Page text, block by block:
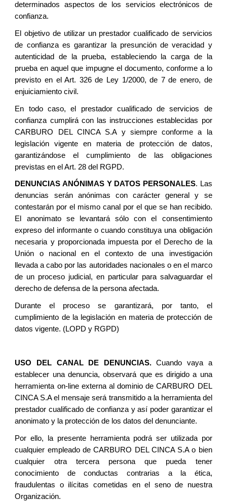
determinados aspectos de los servicios electrónicos de
confianza.
El objetivo de utilizar un prestador cualificado de servicios
de confianza es garantizar la presunción de veracidad y
autenticidad de la prueba, estableciendo la carga de la
prueba en aquel que impugne el documento, conforme a lo
previsto en el Art. 326 de Ley 1/2000, de 7 de enero, de
enjuiciamiento civil.
En todo caso, el prestador cualificado de servicios de
confianza cumplirá con las instrucciones establecidas por
CARBURO DEL CINCA S.A y siempre conforme a la
legislación vigente en materia de protección de datos,
garantizándose el cumplimiento de las obligaciones
previstas en el Art. 28 del RGPD.
DENUNCIAS ANÓNIMAS Y DATOS PERSONALES. Las
denuncias serán anónimas con carácter general y se
contestarán por el mismo canal por el que se han recibido.
El anonimato se levantará sólo con el consentimiento
expreso del informante o cuando constituya una obligación
necesaria y proporcionada impuesta por el Derecho de la
Unión o nacional en el contexto de una investigación
llevada a cabo por las autoridades nacionales o en el marco
de un proceso judicial, en particular para salvaguardar el
derecho de defensa de la persona afectada.
Durante el proceso se garantizará, por tanto, el
cumplimiento de la legislación en materia de protección de
datos vigente. (LOPD y RGPD)
USO DEL CANAL DE DENUNCIAS.Cuando vaya a
establecer una denuncia, observará que es dirigido a una
herramienta on-line externa al dominio de CARBURO DEL
CINCA S.A el mensaje será transmitido a la herramienta del
prestador cualificado de confianza y así poder garantizar el
anonimato y la protección de los datos del denunciante.
Por ello, la presente herramienta podrá ser utilizada por
cualquier empleado de CARBURO DEL CINCA S.A o bien
cualquier otra tercera persona que pueda tener
conocimiento de conductas contrarias a la ética,
fraudulentas o ilícitas cometidas en el seno de nuestra
Organización.